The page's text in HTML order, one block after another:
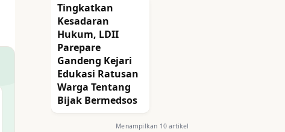
Tingkatkan
Kesadaran
Hukum, LDII
Parepare
Gandeng Kejari
Edukasi Ratusan
Warga Tentang
Bijak Bermedsos
Menampilkan 10 artikel